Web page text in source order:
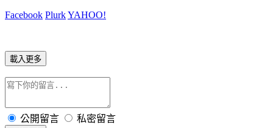
Facebook PlurkYAHOO!
載入更多
公開留言 私密留言